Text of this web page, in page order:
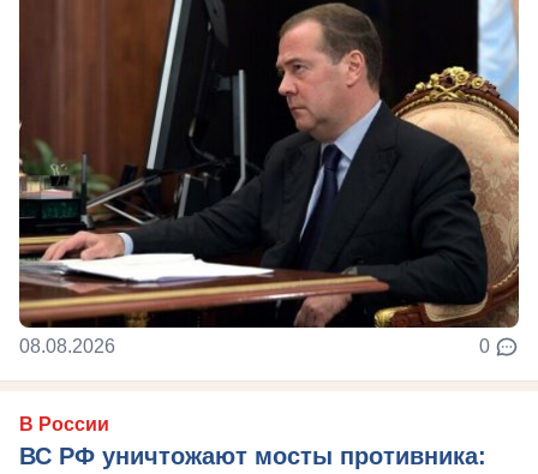
08.08.2026 0
В России
ВС РФ уничтожают мосты противника: